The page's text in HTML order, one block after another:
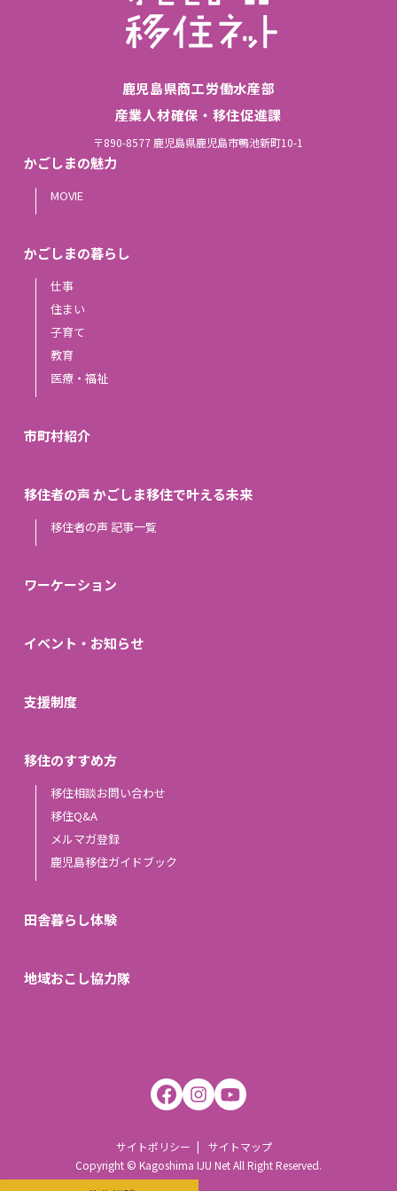
鹿児島県商工労働水産部
産業人材確保・移住促進課
〒890-8577 鹿児島県鹿児島市鴨池新町10-1
かごしまの魅力
MOVIE
かごしまの暮らし
仕事
住まい
子育て
教育
医療・福祉
市町村紹介
移住者の声 かごしま移住で叶える未来
移住者の声 記事一覧
ワーケーション
イベント・お知らせ
支援制度
移住のすすめ方
移住相談お問い合わせ
移住Q&A
メルマガ登録
鹿児島移住ガイドブック
田舎暮らし体験
地域おこし協力隊
サイトポリシー
サイトマップ
Copyright © Kagoshima IJU Net All Right Reserved.